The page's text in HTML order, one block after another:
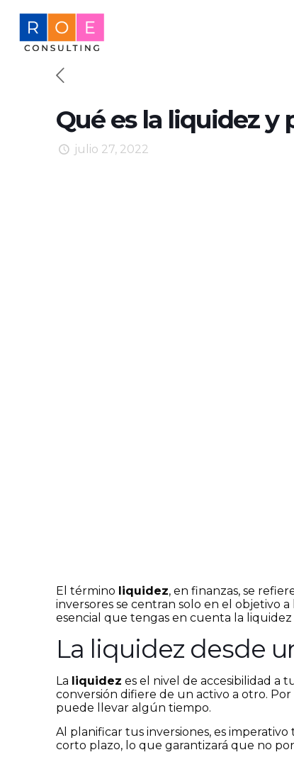
Qué es la liquidez
julio 27, 2022
El término liquidez, en finanzas, se
inversores se centran solo en el objetivo
esencial que tengas en cuenta la
La liquidez desde
La liquidez es el nivel de accesibilidad a
conversión difiere de un activo a otro.
puede llevar algún tiempo.
Al planificar tus inversiones, es
corto plazo, lo que garantizará que no